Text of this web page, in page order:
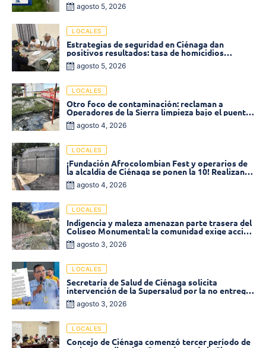
agosto 5, 2026
LOCALES
Estrategias de seguridad en Ciénaga dan
positivos resultados: tasa de homicidios
disminuyó un 58% en 2026
agosto 5, 2026
LOCALES
Otro foco de contaminación: reclaman a
Operadores de la Sierra limpieza bajo el puente
de la calle 19 con carrera 11
agosto 4, 2026
LOCALES
¡Fundación Afrocolombian Fest y operarios de
la alcaldía de Ciénaga se ponen la 10! Realizan
limpieza de la parte posterior del Coliseo
Monumental
agosto 4, 2026
LOCALES
Indigencia y maleza amenazan parte trasera del
Coliseo Monumental: la comunidad exige acción
inmediata!
agosto 3, 2026
LOCALES
Secretaría de Salud de Ciénaga solicita
intervención de la Supersalud por la no entrega
de medicamentos en las EPS
agosto 3, 2026
LOCALES
Concejo de Ciénaga comenzó tercer período de